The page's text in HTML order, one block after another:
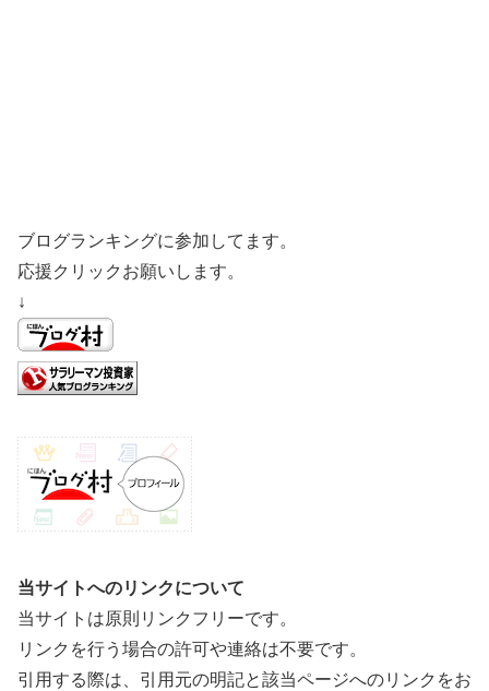
ブログランキングに参加してます。
応援クリックお願いします。
↓
当サイトへのリンクについて
当サイトは原則リンクフリーです。
リンクを行う場合の許可や連絡は不要です。
引用する際は、引用元の明記と該当ページへのリンクをお